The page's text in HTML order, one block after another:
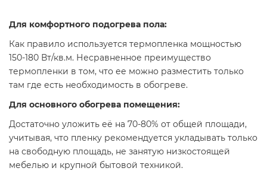
Для комфортного подогрева пола:
Как правило используется термопленка мощностью
150-180 Вт/кв.м. Несравненное преимущество
термопленки в том, что ее можно разместить только
там где есть необходимость в обогреве.
Для основного обогрева помещения:
Достаточно уложить её на 70-80% от общей площади,
учитывая, что пленку рекомендуется укладывать только
на свободную площадь, не занятую низкостоящей
мебелью и крупной бытовой техникой.